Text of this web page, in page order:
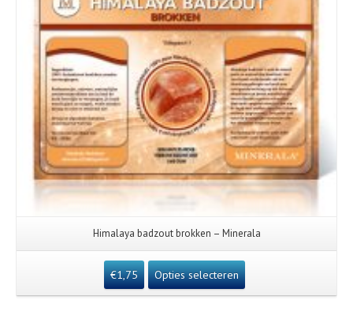
Himalaya badzout brokken – Minerala
€1,75 Opties selecteren